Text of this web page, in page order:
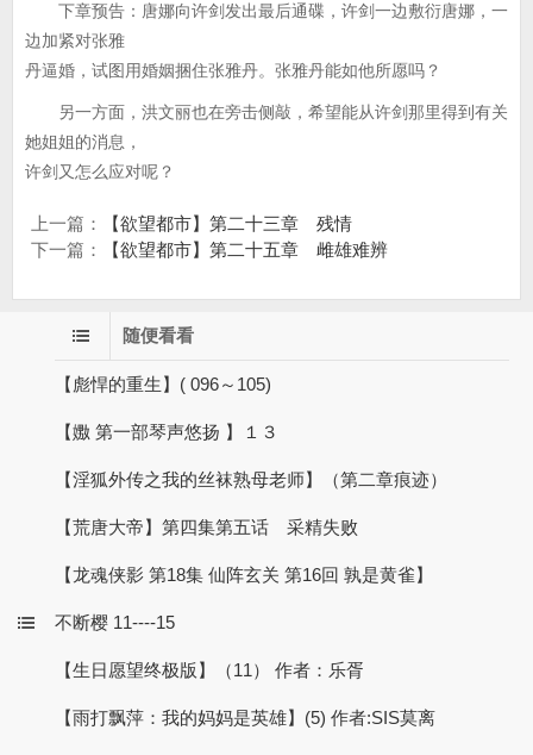
下章预告：唐娜向许剑发出最后通碟，许剑一边敷衍唐娜，一
边加紧对张雅
丹逼婚，试图用婚姻捆住张雅丹。张雅丹能如他所愿吗？
另一方面，洪文丽也在旁击侧敲，希望能从许剑那里得到有关
她姐姐的消息，
许剑又怎么应对呢？
上一篇：
【欲望都市】第二十三章 残情
下一篇：
【欲望都市】第二十五章 雌雄难辨
随便看看
【彪悍的重生】( 096～105)
【嫐 第一部琴声悠扬 】１３
【淫狐外传之我的丝袜熟母老师】（第二章痕迹）
【荒唐大帝】第四集第五话 采精失败
【龙魂侠影 第18集 仙阵玄关 第16回 孰是黄雀】
不断樱 11----15
【生日愿望终极版】（11） 作者：乐胥
【雨打飘萍：我的妈妈是英雄】(5) 作者:SIS莫离